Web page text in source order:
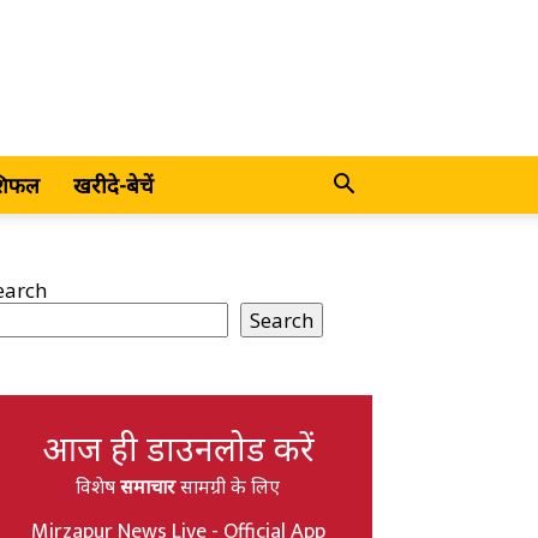
खरीदे-बेचें
Search
आज ही डाउनलोड करें
विशेषसमाचारसामग्री के लिए